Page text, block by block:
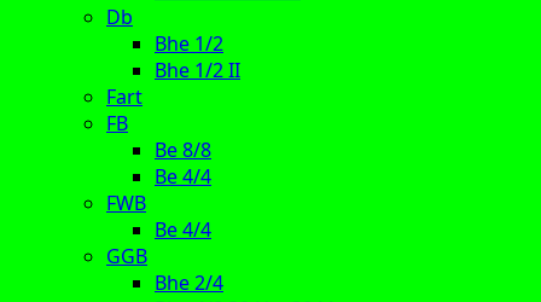
Db
Bhe 1/2
Bhe 1/2 II
Fart
FB
Be 8/8
Be 4/4
FWB
Be 4/4
GGB
Bhe 2/4